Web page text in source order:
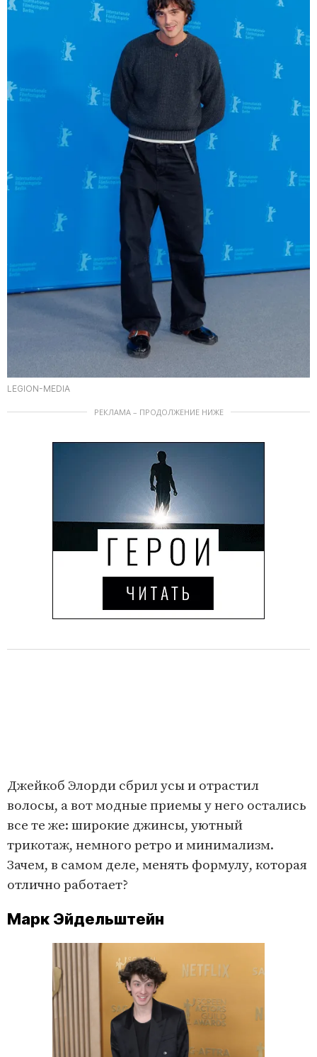
LEGION-MEDIA
РЕКЛАМА – ПРОДОЛЖЕНИЕ НИЖЕ
Джейкоб Элорди сбрил усы и отрастил
волосы, а вот модные приемы у него остались
все те же: широкие джинсы, уютный
трикотаж, немного ретро и минимализм.
Зачем, в самом деле, менять формулу, которая
отлично работает?
Марк Эйдельштейн